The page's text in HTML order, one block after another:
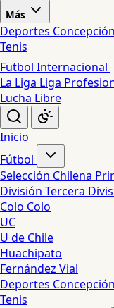
Más
Deportes Concepción
Tenis
Futbol Internacional
La Liga Liga
Lucha Libre
Inicio
Fútbol
Selección Chilena
División Tercera
Colo Colo
UC
U de Chile
Huachipato
Fernández Vial
Deportes Concepción
Tenis